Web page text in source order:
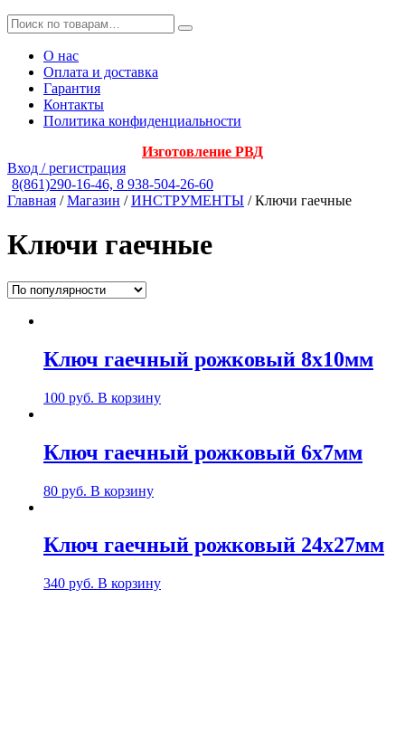
О нас
Оплата и доставка
Гарантия
Контакты
Политика конфиденциальности
Изготовление РВД
Вход / регистрация
8(861)290-16-46, 8 938-504-26-60
Главная /Магазин /ИНСТРУМЕНТЫ / Ключи гаечные
Ключи гаечные
Ключ гаечный рожковый 8х10мм
100 руб. В корзину
Ключ гаечный рожковый 6х7мм
80 руб. В корзину
Ключ гаечный рожковый 24х27мм
340 руб. В корзину